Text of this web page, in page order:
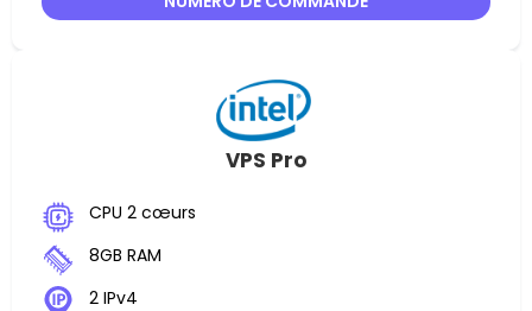
VPS Pro
CPU 2 cœurs
8GB RAM
2 IPv4